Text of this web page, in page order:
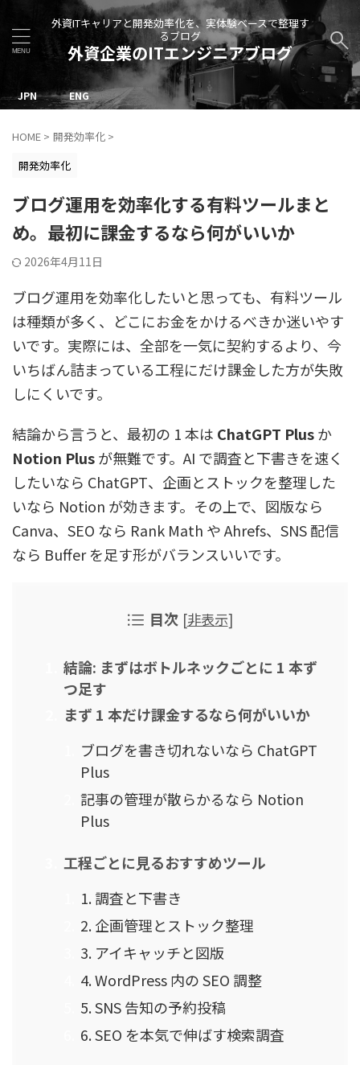
外資ITキャリアと開発効率化を、実体験ベースで整理す
るブログ
外資企業のITエンジニアブログ
JPN ENG
HOME > 開発効率化 >
開発効率化
ブログ運用を効率化する有料ツールまと
め。最初に課金するなら何がいいか
2026年4月11日
ブログ運用を効率化したいと思っても、有料ツール
は種類が多く、どこにお金をかけるべきか迷いやす
いです。実際には、全部を一気に契約するより、今
いちばん詰まっている工程にだけ課金した方が失敗
しにくいです。
結論から言うと、最初の 1 本は ChatGPT Plusか
Notion Plusが無難です。AI で調査と下書きを速く
したいなら ChatGPT、企画とストックを整理した
いなら Notion が効きます。その上で、図版なら
Canva、SEO なら Rank Math や Ahrefs、SNS 配信
なら Buffer を足す形がバランスいいです。
目次 [非表示]
結論: まずはボトルネックごとに 1 本ず
つ足す
まず 1 本だけ課金するなら何がいいか
ブログを書き切れないなら ChatGPT
Plus
記事の管理が散らかるなら Notion
Plus
工程ごとに見るおすすめツール
1. 調査と下書き
2. 企画管理とストック整理
3. アイキャッチと図版
4. WordPress 内の SEO 調整
5. SNS 告知の予約投稿
6. SEO を本気で伸ばす検索調査